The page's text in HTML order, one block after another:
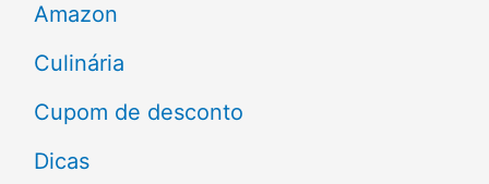
s
a
r
Amazon
Culinária
Cupom de desconto
Dicas